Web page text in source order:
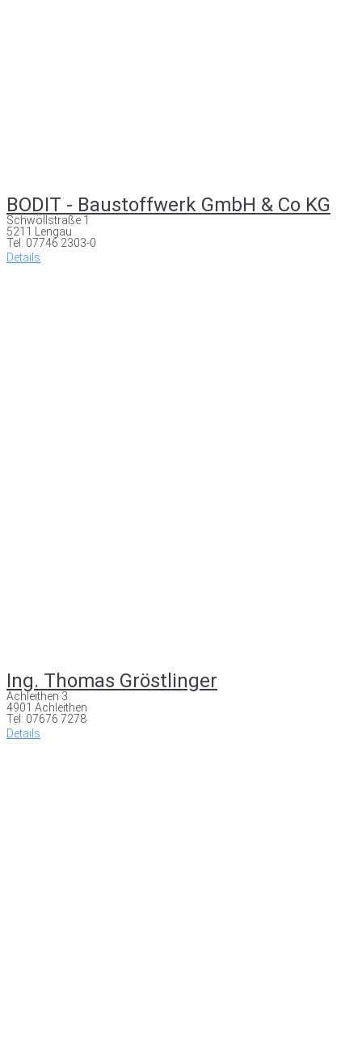
BODIT - Baustoffwerk GmbH & Co KG
Schwöllstraße 1
5211 Lengau
Tel: 07746 2303-0
Details
Ing. Thomas Gröstlinger
Achleithen 3
4901 Achleithen
Tel: 07676 7278
Details